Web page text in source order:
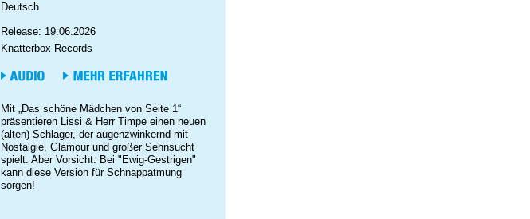
Deutsch
Release: 19.06.2026
Knatterbox Records
Mit „Das schöne Mädchen von Seite 1“
präsentieren Lissi & Herr Timpe einen neuen
(alten) Schlager, der augenzwinkernd mit
Nostalgie, Glamour und großer Sehnsucht
spielt. Aber Vorsicht: Bei "Ewig-Gestrigen"
kann diese Version für Schnappatmung
sorgen!